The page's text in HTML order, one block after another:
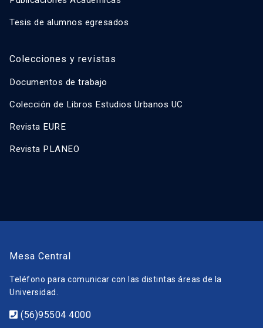
Tesis de alumnos egresados
Colecciones y revistas
Documentos de trabajo
Colección de Libros Estudios Urbanos UC
Revista EURE
Revista PLANEO
Mesa Central
Teléfono para comunicar con las distintas áreas de la
Universidad.
(56)95504 4000